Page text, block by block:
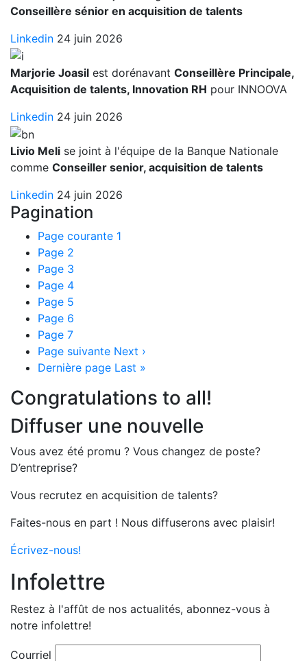
Conseillère sénior en acquisition de talents
Linkedin 24 juin 2026
Marjorie Joasil est dorénavant Conseillère Principale,
Acquisition de talents, Innovation RH pour INNOOVA
Linkedin 24 juin 2026
Livio Meli se joint à l'équipe de la Banque Nationale
comme Conseiller senior, acquisition de talents
Linkedin 24 juin 2026
Pagination
Page courante 1
Page 2
Page 3
Page 4
Page 5
Page 6
Page 7
Page suivante Next ›
Dernière page Last »
Congratulations to all!
Diffuser une nouvelle
Vous avez été promu ? Vous changez de poste?
D’entreprise?
Vous recrutez en acquisition de talents?
Faites-nous en part ! Nous diffuserons avec plaisir!
Écrivez-nous!
Infolettre
Restez à l'affût de nos actualités, abonnez-vous à
notre infolettre!
Courriel